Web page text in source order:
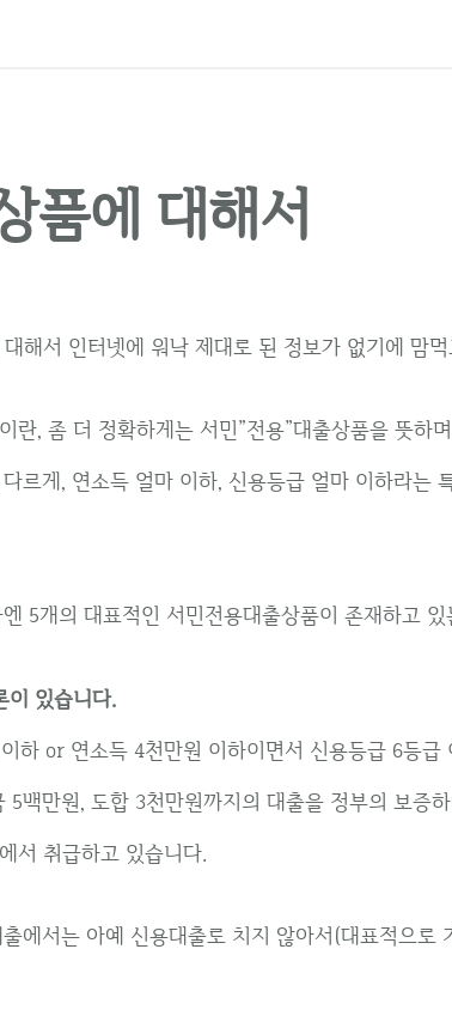
품에 대해서
해서 인터넷에 워낙 제대로 된 정보가 없기에 맘
란, 좀 더 정확하게는 서민”전용”대출상품을 뜻하
르게, 연소득 얼마 이하, 신용등급 얼마 이하라는
5개의 대표적인 서민전용대출상품이 존재하고 있
이 있습니다.
하 or 연소득 4천만원 이하이면서 신용등급 6등
5백만원, 도합 3천만원까지의 대출을 정부의 보증
서 취급하고 있습니다.
에서는 아예 신용대출로 치지 않아서(대표적으로